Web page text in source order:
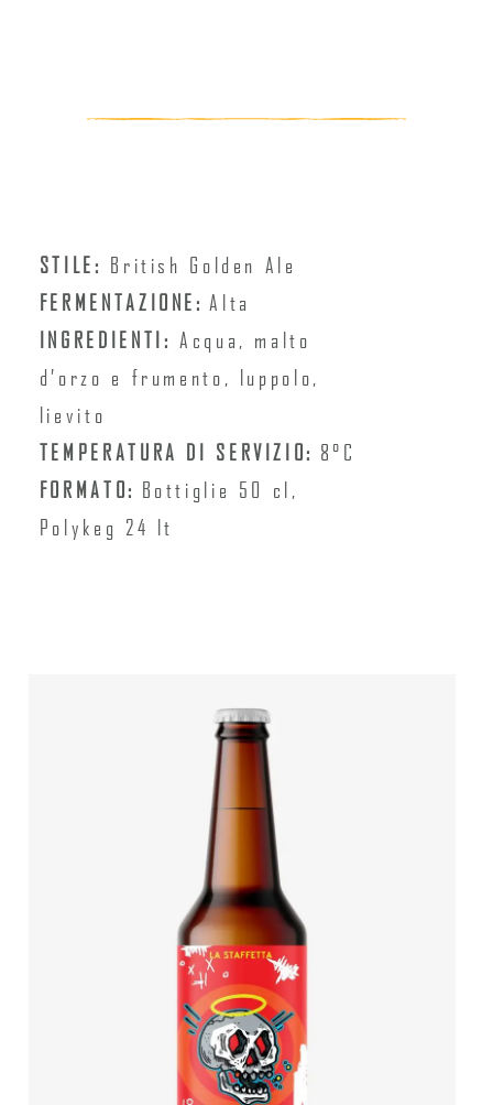
STILE: British Golden Ale
FERMENTAZIONE:Alta
INGREDIENTI:Acqua, malto
d’orzo e frumento, luppolo,
lievito
TEMPERATURA DI SERVIZIO: 8°C
FORMATO: Bottiglie 50 cl,
Polykeg 24 lt